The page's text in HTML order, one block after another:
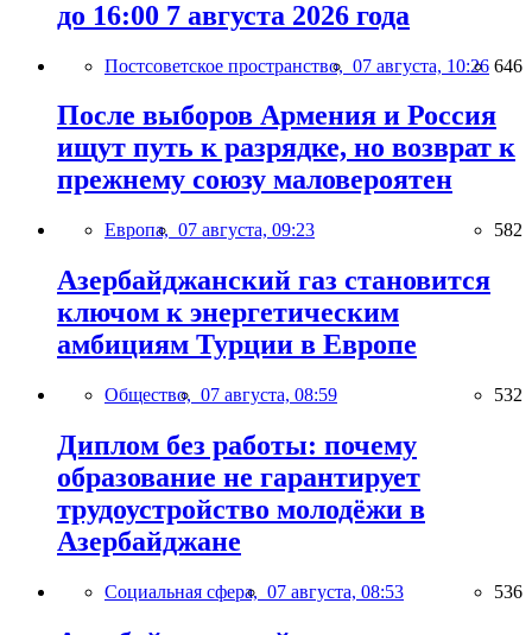
до 16:00 7 августа 2026 года
Постсоветское пространство, 07 августа, 10:26 646
После выборов Армения и Россия
ищут путь к разрядке, но возврат к
прежнему союзу маловероятен
Европа, 07 августа, 09:23 582
Азербайджанский газ становится
ключом к энергетическим
амбициям Турции в Европе
Общество, 07 августа, 08:59 532
Диплом без работы: почему
образование не гарантирует
трудоустройство молодёжи в
Азербайджане
Социальная сфера, 07 августа, 08:53 536